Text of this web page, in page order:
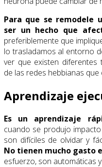
Para que se remodele
ser un hecho que
preferiblemente que
lo trasladamos al entorno
ver que existen diferentes
de las redes hebbianas
Aprendizaje
Es un aprendizaje
cuando se produjo
son difíciles de olvidar y
No tienen mucho gasto
esfuerzo, son automáticas